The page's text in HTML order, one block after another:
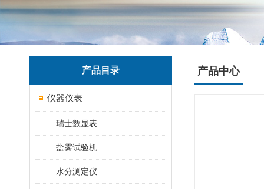
产品目录
仪器仪表
瑞士数显表
盐雾试验机
水分测定仪
产品中心